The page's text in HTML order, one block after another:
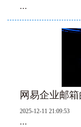
...
网易企业邮
2025-12-11 21:09:53
...